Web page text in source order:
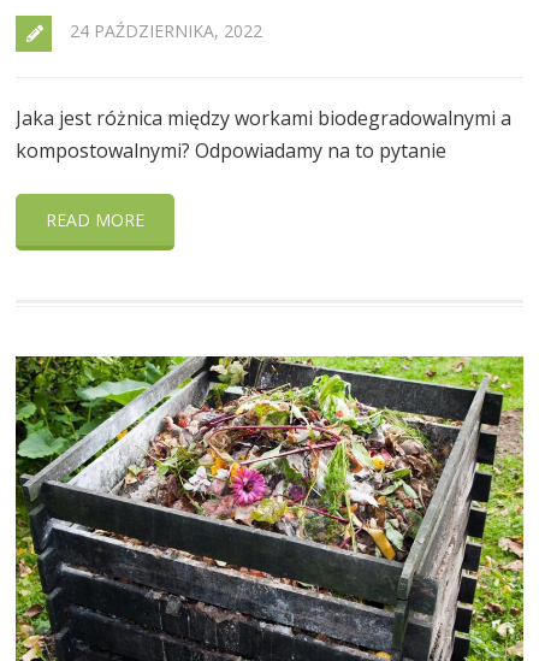
24 PAŹDZIERNIKA, 2022
Jaka jest różnica między workami biodegradowalnymi a
kompostowalnymi? Odpowiadamy na to pytanie
READ MORE